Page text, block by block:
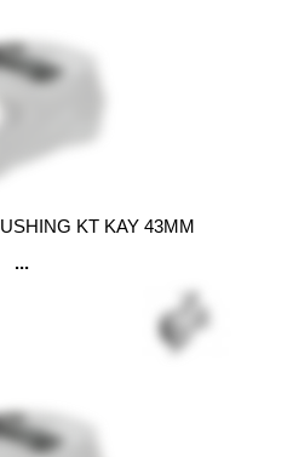
KT KAY 43MM